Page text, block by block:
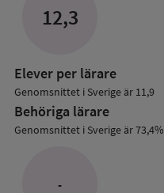
12,3
Elever per lärare
Genomsnittet i Sverige är 11,9
Behöriga lärare
Genomsnittet i Sverige är 73,4%
-